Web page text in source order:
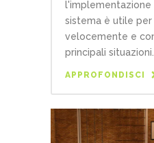
l'implementazione
sistema è utile per
velocemente e
principali
APPROFONDISCI